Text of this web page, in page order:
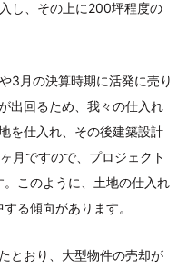
し、その上に200坪程度の
3月の決算時期に活発に売り
出回るため、我々の仕入れ
を仕入れ、その後建築設計
月ですので、プロジェクト
このように、土地の仕入れ
る傾向があります。
とおり、大型物件の売却が